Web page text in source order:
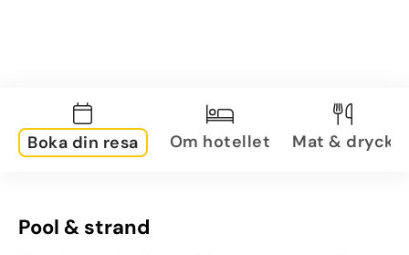
Boka din resa Om hotellet Mat & dryck
Pool & strand